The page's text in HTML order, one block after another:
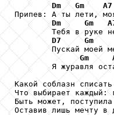
Dm
Gm A7
Припев: А ты лети,
Dm
Gm
Тебя в руке
D7
Gm
Пускай моей
Gm
Я журавля
Какой соблазн
Что выбирает каждый:
Быть может,
Оставив лишь мечту в